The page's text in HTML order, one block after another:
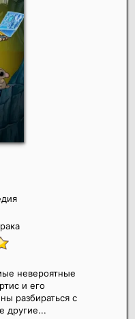
невероятные
и его
разбираться с
другие...